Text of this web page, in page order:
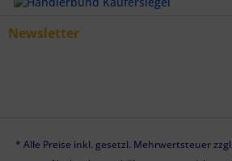
Newsletter
* Alle Preise inkl. gesetzl. Mehrwertsteuer zzgl.